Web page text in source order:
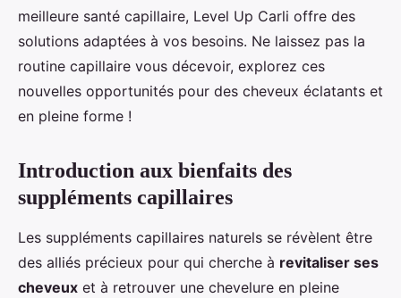
meilleure santé capillaire, Level Up Carli offre des
solutions adaptées à vos besoins. Ne laissez pas la
routine capillaire vous décevoir, explorez ces
nouvelles opportunités pour des cheveux éclatants et
en pleine forme !
Introduction aux bienfaits des
suppléments capillaires
Les suppléments capillaires naturels se révèlent être
des alliés précieux pour qui cherche à revitaliser ses
cheveux et à retrouver une chevelure en pleine